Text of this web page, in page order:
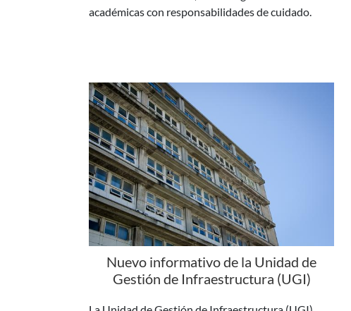
Nuevo informativo de la Unidad de
Gestión de Infraestructura (UGI)
La Unidad de Gestión de Infraestructura (UGI)
presenta una nueva edición de su informativo, en
donde se comparte información sobre los trabajos